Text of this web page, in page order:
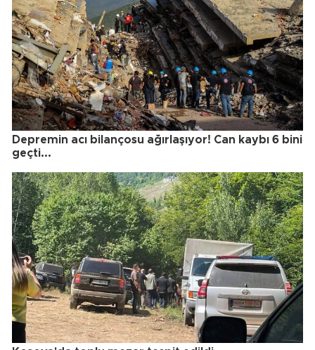
Depremin acı bilançosu ağırlaşıyor! Can kaybı 6 bini
geçti...